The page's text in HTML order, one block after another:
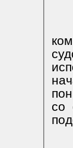
со